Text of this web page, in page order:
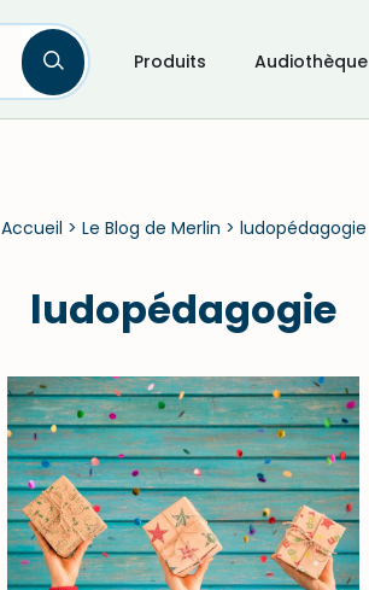
Produits Audiothèque
Accueil > Le Blog de Merlin > ludopédagogie
ludopédagogie